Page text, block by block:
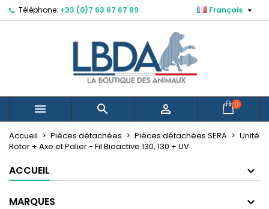
Téléphone: +33 (0)7 63 67 67 89 Français 
   0
Accueil Pièces détachées Pièces détachées SERA
Unité
Rotor + Axe et Palier - Fil Bioactive 130, 130 + UV
ACCUEIL
MARQUES
Mes listes d'envies ×
add_circle_outline Créer une nouvelle liste
Créer une liste d'envies ×
Nom de la liste d'envies
Annuler Créer une liste d'envies
Connexion ×
Vous devez être connecté pour ajouter des produits
à votre liste d'envies.
Annuler Connexion